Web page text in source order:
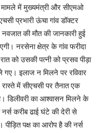
मामले में मुख्यमंत्री और सीएमओ
प्रभारी ऊंचा गांव डॉक्टर
की मौत की जानकारी हुई
नरसेना क्षेत्र के गांव फरीदा
को उसकी पत्नी को प्रसव पीड़ा
इलाज न मिलने पर रविवार
में सीएचसी पर तैनात एक
डिलीवरी का आश्वासन मिलने के
करीब ढाई घंटे की देरी से
पक्ष का आरोप है की नर्स